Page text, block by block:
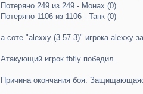
Потеряно 249 из 249 - Монах (0)
Потеряно 1106 из 1106 - Танк (0)
а соте "alexxy (3.57.3)" игрока alexxy
Атакующий игрок fbfly победил.
Причина окончания боя: